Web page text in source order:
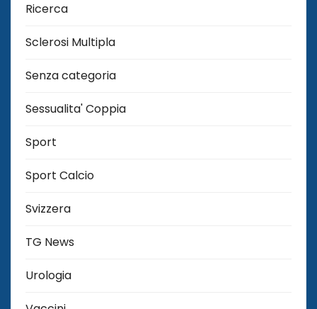
Ricerca
Sclerosi Multipla
Senza categoria
Sessualita' Coppia
Sport
Sport Calcio
Svizzera
TG News
Urologia